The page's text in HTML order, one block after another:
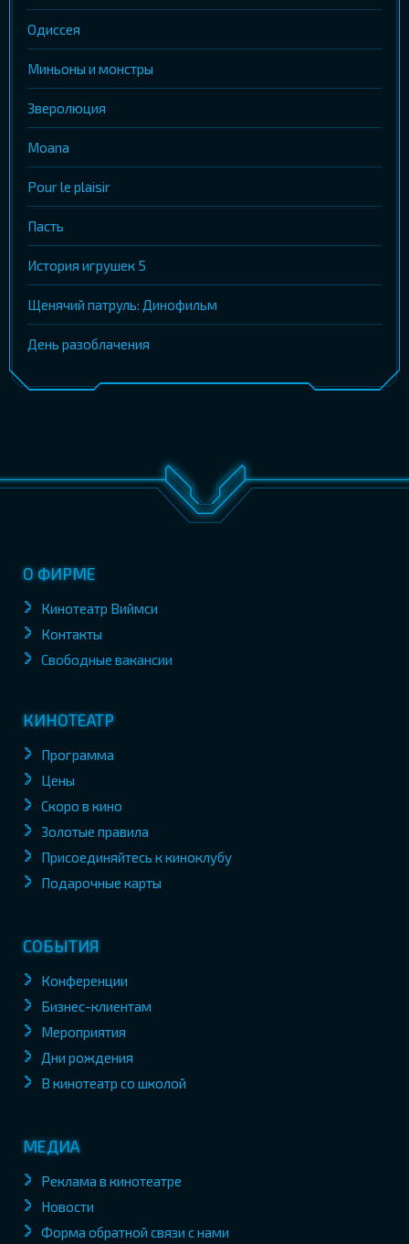
Одиссея
Миньоны и монстры
Зверолюция
Moana
Pour le plaisir
Пасть
История игрушек 5
Щенячий патруль: Динофильм
День разоблачения
О ФИРМЕ
Кинотеатр Виймси
Контакты
Свободные вакансии
КИНОТЕАТР
Программа
Цены
Скоро в кино
Золотые правила
Присоединяйтесь к киноклубу
Подарочные карты
СОБЫТИЯ
Конференции
Бизнес-клиентам
Мероприятия
Дни рождения
В кинотеатр со школой
МЕДИА
Реклама в кинотеатре
Новости
Форма обратной связи с нами